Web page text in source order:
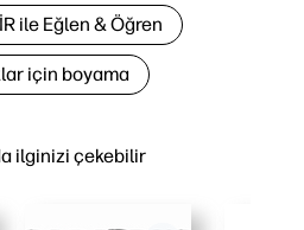
ilginizi çekebilir
ile Eğlen & Öğren
için boyama